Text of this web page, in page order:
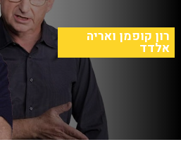
רון קופמן ואריה
אלדד